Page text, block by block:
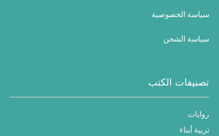
سياسة الخصوصية
سياسة الشحن
تصنيفات الكتب
روايات
تربية أبناء